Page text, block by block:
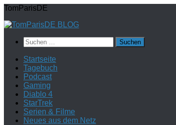
Zum
springen
TomParisDE
Suchen
nach:
Startseite
Tagebuch
Podcast
Gaming
Diablo 4
StarTrek
Serien & Filme
Neues aus dem Netz